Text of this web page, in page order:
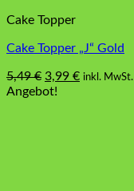
Cake Topper
Cake Topper „J“ Gold
5,49€ Ursprünglicher
Preis
3,99 €Aktueller
inkl. MwSt.
Angebot!